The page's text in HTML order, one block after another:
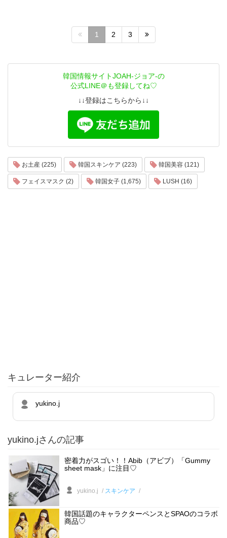
1 2 3
韓国情報サイトJOAH-ジョア-の
公式LINE＠も登録してね♡
↓↓登録はこちらから↓↓
お土産 (225) 韓国スキンケア (223) 韓国美容 (121)
フェイスマスク (2) 韓国女子 (1,675) LUSH (16)
キュレーター紹介
yukino.j
yukino.jさんの記事
密着力がスゴい！！Abib（アビブ）「Gummy
sheet mask」に注目♡
yukino.j スキンケア
韓国話題のキャラクターペンスとSPAOのコラボ
商品♡